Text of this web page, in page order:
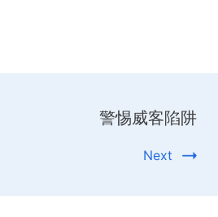
警惕威客陷阱
Next